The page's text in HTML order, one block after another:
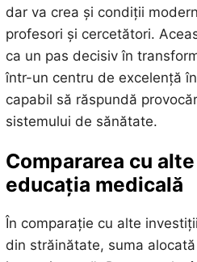
dar va crea și condiții
profesori și cercetători.
ca un pas decisiv în
într-un centru de excelență
capabil să răspundă
sistemului de sănătate.
Compararea cu
educația medicală
În comparație cu alte
din străinătate, suma alocată